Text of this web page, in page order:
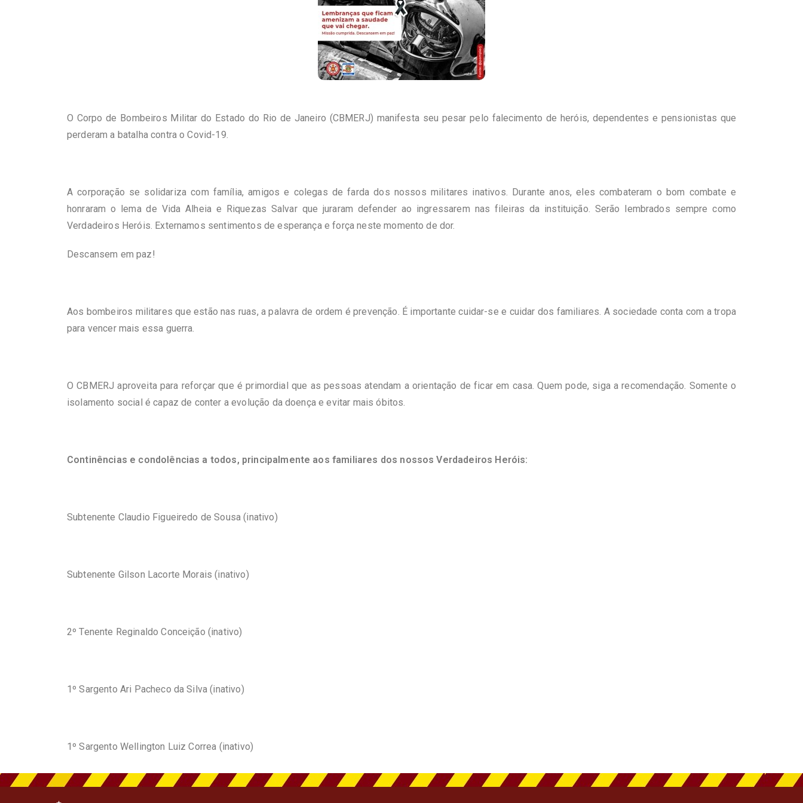
O Corpo de Bombeiros Militar do Estado do Rio de Janeiro (CBMERJ) manifesta seu pesar pelo falecimento de heróis, dependentes e pensionistas que
perderam a batalha contra o Covid-19.
A corporação se solidariza com família, amigos e colegas de farda dos nossos militares inativos. Durante anos, eles combateram o bom combate e
honraram o lema de Vida Alheia e Riquezas Salvar que juraram defender ao ingressarem nas fileiras da instituição. Serão lembrados sempre como
Verdadeiros Heróis. Externamos sentimentos de esperança e força neste momento de dor.
Descansem em paz!
Aos bombeiros militares que estão nas ruas, a palavra de ordem é prevenção. É importante cuidar-se e cuidar dos familiares. A sociedade conta com a tropa
para vencer mais essa guerra.
O CBMERJ aproveita para reforçar que é primordial que as pessoas atendam a orientação de ficar em casa. Quem pode, siga a recomendação. Somente o
isolamento social é capaz de conter a evolução da doença e evitar mais óbitos.
Continências e condolências a todos, principalmente aos familiares dos nossos Verdadeiros Heróis:
Subtenente Claudio Figueiredo de Sousa (inativo)
Subtenente Gilson Lacorte Morais (inativo)
2º Tenente Reginaldo Conceição (inativo)
1º Sargento Ari Pacheco da Silva (inativo)
1º Sargento Wellington Luiz Correa (inativo)